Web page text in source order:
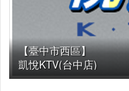
【臺中市西區】
凱悅KTV(台中店)